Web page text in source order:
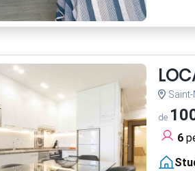
Saint-
de
6